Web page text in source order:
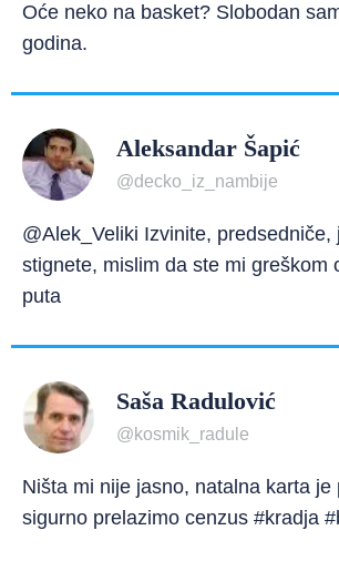
Oće neko na basket? Slobodan
godina.
Aleksandar Šapić
@decko_iz_nambije
@Alek_Veliki Izvinite, predsedniče,
stignete, mislim da ste mi greškom
puta
Saša Radulović
@kosmik_radule
Ništa mi nije jasno, natalna karta je
sigurno prelazimo cenzus #kradja